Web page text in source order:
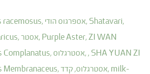
racemosus,
אספרגוס הודי, Shatavari,
אסטר, Purple Aster, ZI WAN
Complanatus,
אסטרגלוס, , SHA YUAN ZI
Membranaceus,
אסטרגלוס, קדד, milk-